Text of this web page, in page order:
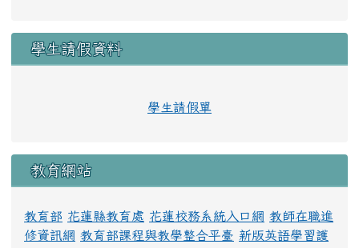
學生請假資料
學生請假單
教育網站
教育部 花蓮縣教育處 花蓮校務系統入口網 教師在職進
修資訊網 教育部課程與教學整合平臺 新版英語學習護